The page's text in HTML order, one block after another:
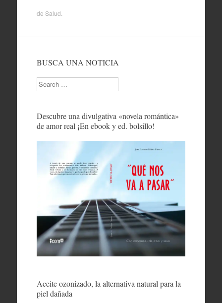
de Salud
BUSCA UNA NOTICIA
Search
Descubre una divulgativa «novela romántica»
de amor real ¡En ebook y ed. bolsillo!
Aceite ozonizado, la alternativa natural para la
piel dañada